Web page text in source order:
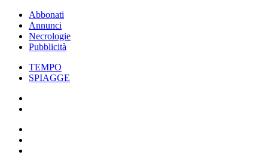
Abbonati
Annunci
Necrologie
Pubblicità
TEMPO
SPIAGGE